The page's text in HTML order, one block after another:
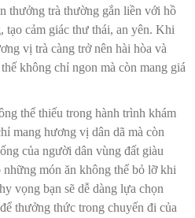
thưởng trà thường gắn liền với hồ
tạo cảm giác thư thái, an yên. Khi
vị trà càng trở nên hài hòa và
không chỉ ngon mà còn mang giá
thể thiếu trong hành trình khám
mang hương vị dân dã mà còn
của người dân vùng đất giàu
món ăn không thể bỏ lỡ khi
vọng bạn sẽ dễ dàng lựa chọn
thưởng thức trong chuyến đi của